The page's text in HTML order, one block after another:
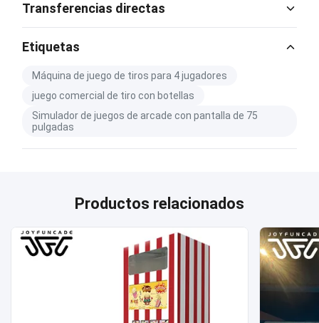
Transferencias directas
PDF Catalog Download.pdf
Etiquetas
Máquina de juego de tiros para 4 jugadores
juego comercial de tiro con botellas
Simulador de juegos de arcade con pantalla de 75
pulgadas
Productos relacionados